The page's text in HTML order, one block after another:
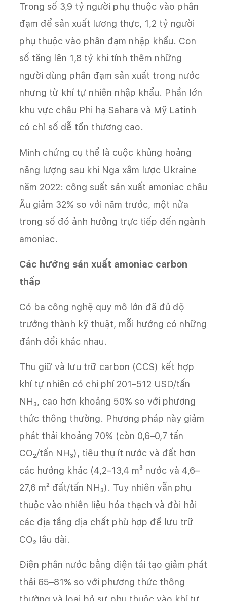
Trong số 3,9 tỷ người phụ thuộc vào phân
đạm để sản xuất lương thực, 1,2 tỷ người
phụ thuộc vào phân đạm nhập khẩu. Con
số tăng lên 1,8 tỷ khi tính thêm những
người dùng phân đạm sản xuất trong nước
nhưng từ khí tự nhiên nhập khẩu. Phần lớn
khu vực châu Phi hạ Sahara và Mỹ Latinh
có chỉ số dễ tổn thương cao.
Minh chứng cụ thể là cuộc khủng hoảng
năng lượng sau khi Nga xâm lược Ukraine
năm 2022: công suất sản xuất amoniac châu
Âu giảm 32% so với năm trước, một nửa
trong số đó ảnh hưởng trực tiếp đến ngành
amoniac.
Các hướng sản xuất amoniac carbon
thấp
Có ba công nghệ quy mô lớn đã đủ độ
trưởng thành kỹ thuật, mỗi hướng có những
đánh đổi khác nhau.
Thu giữ và lưu trữ carbon (CCS) kết hợp
khí tự nhiên có chi phí 201–512 USD/tấn
NH₃, cao hơn khoảng 50% so với phương
thức thông thường. Phương pháp này giảm
phát thải khoảng 70% (còn 0,6–0,7 tấn
CO₂/tấn NH₃), tiêu thụ ít nước và đất hơn
các hướng khác (4,2–13,4 m³ nước và 4,6–
27,6 m² đất/tấn NH₃). Tuy nhiên vẫn phụ
thuộc vào nhiên liệu hóa thạch và đòi hỏi
các địa tầng địa chất phù hợp để lưu trữ
CO₂ lâu dài.
Điện phân nước bằng điện tái tạo giảm phát
thải 65–81% so với phương thức thông